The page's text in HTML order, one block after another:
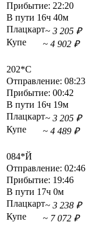
Прибытие: 22:20
В пути 16ч 40м
Плацкарт~ 3 205 ₽
Купе
~ 4 902 ₽
202*С
Отправление: 08:23
Прибытие: 00:42
В пути 16ч 19м
Плацкарт~ 3 205 ₽
Купе
~ 4 489 ₽
084*Й
Отправление: 02:46
Прибытие: 19:46
В пути 17ч 0м
Плацкарт~ 3 238 ₽
Купе
~ 7 072 ₽